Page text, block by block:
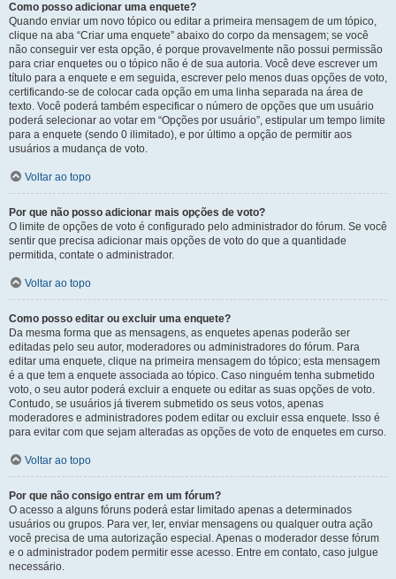
Como posso adicionar uma enquete?
Quando enviar um novo tópico ou editar a primeira mensagem de um tópico,
clique na aba “Criar uma enquete” abaixo do corpo da mensagem; se você
não conseguir ver esta opção, é porque provavelmente não possui permissão
para criar enquetes ou o tópico não é de sua autoria. Você deve escrever um
título para a enquete e em seguida, escrever pelo menos duas opções de voto,
certificando-se de colocar cada opção em uma linha separada na área de
texto. Você poderá também especificar o número de opções que um usuário
poderá selecionar ao votar em “Opções por usuário”, estipular um tempo limite
para a enquete (sendo 0 ilimitado), e por último a opção de permitir aos
usuários a mudança de voto.
Voltar ao topo
Por que não posso adicionar mais opções de voto?
O limite de opções de voto é configurado pelo administrador do fórum. Se você
sentir que precisa adicionar mais opções de voto do que a quantidade
permitida, contate o administrador.
Voltar ao topo
Como posso editar ou excluir uma enquete?
Da mesma forma que as mensagens, as enquetes apenas poderão ser
editadas pelo seu autor, moderadores ou administradores do fórum. Para
editar uma enquete, clique na primeira mensagem do tópico; esta mensagem
é a que tem a enquete associada ao tópico. Caso ninguém tenha submetido
voto, o seu autor poderá excluir a enquete ou editar as suas opções de voto.
Contudo, se usuários já tiverem submetido os seus votos, apenas
moderadores e administradores podem editar ou excluir essa enquete. Isso é
para evitar com que sejam alteradas as opções de voto de enquetes em curso.
Voltar ao topo
Por que não consigo entrar em um fórum?
O acesso a alguns fóruns poderá estar limitado apenas a determinados
usuários ou grupos. Para ver, ler, enviar mensagens ou qualquer outra ação
você precisa de uma autorização especial. Apenas o moderador desse fórum
e o administrador podem permitir esse acesso. Entre em contato, caso julgue
necessário.